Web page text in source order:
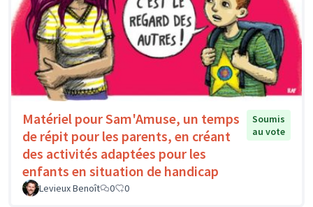
Matériel pour Sam'Amuse, un temps
de répit pour les parents, en créant
des activités adaptées pour les
enfants en situation de handicap
Soumis
au vote
Levieux Benoît 0 0